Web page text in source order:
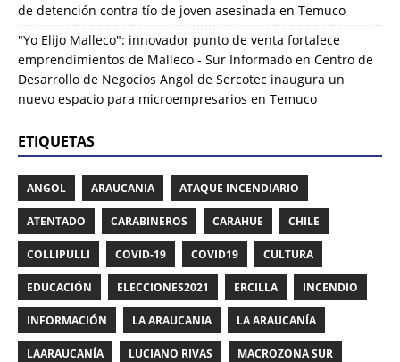
de detención contra tío de joven asesinada en Temuco
"Yo Elijo Malleco": innovador punto de venta fortalece
emprendimientos de Malleco - Sur Informado en Centro de
Desarrollo de Negocios Angol de Sercotec inaugura un
nuevo espacio para microempresarios en Temuco
ETIQUETAS
ANGOL ARAUCANIA ATAQUE INCENDIARIO
ATENTADO CARABINEROS CARAHUE CHILE
COLLIPULLI COVID-19 COVID19 CULTURA
EDUCACIÓN ELECCIONES2021 ERCILLA INCENDIO
INFORMACIÓN LA ARAUCANIA LA ARAUCANÍA
LAARAUCANÍA LUCIANO RIVAS MACROZONA SUR